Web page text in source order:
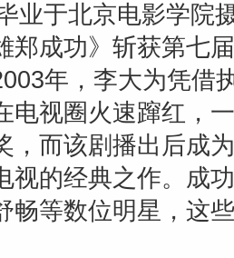
业于北京电影学院
郑成功》斩获第七
年，李大为凭借
电视圈火速蹿红，
，而该剧播出后成
视的经典之作。成
畅等数位明星，这